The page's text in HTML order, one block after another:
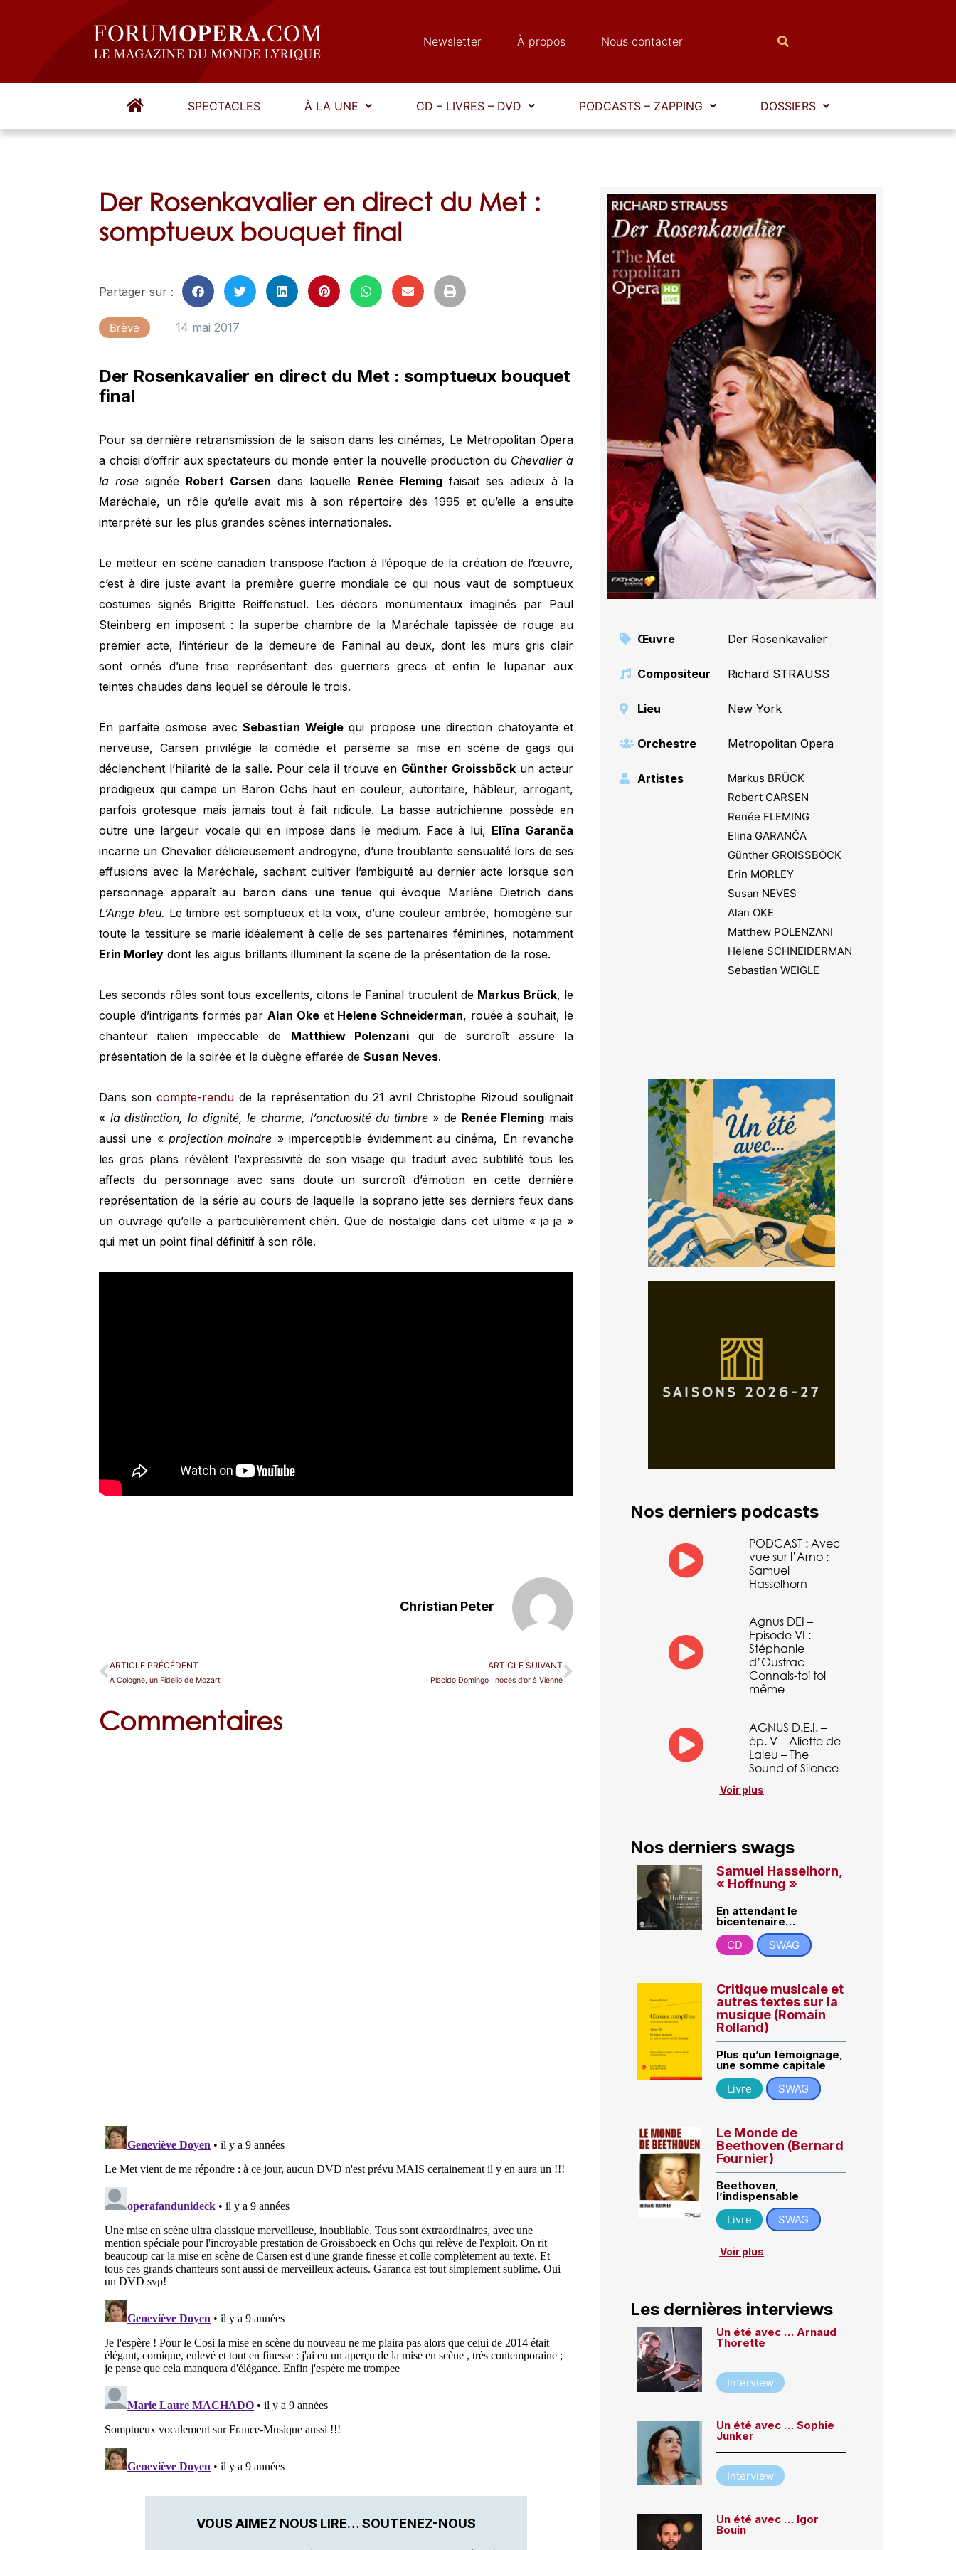
Newsletter À propos Nous contacter
SPECTACLES À LA UNE CD – LIVRES – DVD PODCASTS – ZAPPING DOSSIERS
Der Rosenkavalier en direct du Met :
somptueux bouquet final
Partager sur :
Brève 14 mai 2017
Der Rosenkavalier en direct du Met : somptueux bouquet
final
Pour sa dernière retransmission de la saison dans les cinémas, Le Metropolitan Opera
a choisi d’offrir aux spectateurs du monde entier la nouvelle production du Chevalier à
la rose signée Robert Carsen dans laquelle Renée Flemingfaisait ses adieux à la
Maréchale, un rôle qu’elle avait mis à son répertoire dès 1995 et qu’elle a ensuite
interprété sur les plus grandes scènes internationales.
Le metteur en scène canadien transpose l’action à l’époque de la création de l’œuvre,
c’est à dire juste avant la première guerre mondiale ce qui nous vaut de somptueux
costumes signés Brigitte Reiffenstuel. Les décors monumentaux imaginés par Paul
Steinberg en imposent : la superbe chambre de la Maréchale tapissée de rouge au
premier acte, l’intérieur de la demeure de Faninal au deux, dont les murs gris clair
sont ornés d’une frise représentant des guerriers grecs et enfin le lupanar aux
teintes chaudes dans lequel se déroule le trois.
En parfaite osmose avecSebastian Weiglequi propose une direction chatoyante et
nerveuse, Carsen privilégie la comédie et parsème sa mise en scène de gags qui
déclenchent l’hilarité de la salle. Pour cela il trouve en Günther Groissböckun acteur
prodigieux qui campe un Baron Ochs haut en couleur, autoritaire, hâbleur, arrogant,
parfois grotesque mais jamais tout à fait ridicule. La basse autrichienne possède en
outre une largeur vocale qui en impose dans le medium. Face à lui, Elīna Garanča
incarne un Chevalier délicieusement androgyne, d’une troublante sensualité lors de ses
effusions avec la Maréchale, sachant cultiver l’ambiguïté au dernier acte lorsque son
personnage apparaît au baron dans une tenue qui évoque Marlène Dietrich dans
L’Ange bleu. Le timbre est somptueux et la voix, d’une couleur ambrée, homogène sur
toute la tessiture se marie idéalement à celle de ses partenaires féminines, notamment
Erin Morley dont les aigus brillants illuminent la scène de la présentation de la rose.
Les seconds rôles sont tous excellents, citons le Faninal truculent de Markus Brück, le
couple d’intrigants formés parAlan Okeet Helene Schneiderman, rouée à souhait, le
chanteur italien impeccable de Matthiew Polenzani qui de surcroît assure la
présentation de la soirée et la duègne effarée deSusan Neves.
Dans soncompte-rendude la représentation du 21 avril Christophe Rizoud soulignait
« la distinction, la dignité, le charme, l’onctuosité du timbre» de Renée Fleming mais
aussi une «projection moindre » imperceptible évidemment au cinéma, En revanche
les gros plans révèlent l’expressivité de son visage qui traduit avec subtilité tous les
affects du personnage avec sans doute un surcroît d’émotion en cette dernière
représentation de la série au cours de laquelle la soprano jette ses derniers feux dans
un ouvrage qu’elle a particulièrement chéri. Que de nostalgie dans cet ultime « ja ja »
qui met un point final définitif à son rôle.
Christian Peter
ARTICLE PRÉCÉDENT
À Cologne, un Fidelio de Mozart
ARTICLE SUIVANT
Placido Domingo : noces d’or à Vienne
Commentaires
VOUS AIMEZ NOUS LIRE… SOUTENEZ-NOUS
Œuvre Der Rosenkavalier
Compositeur Richard STRAUSS
Lieu New York
Orchestre Metropolitan Opera
Artistes
Markus BRÜCK
Robert CARSEN
Renée FLEMING
Elina GARANČA
Günther GROISSBÖCK
Erin MORLEY
Susan NEVES
Alan OKE
Matthew POLENZANI
Helene SCHNEIDERMAN
Sebastian WEIGLE
Nos derniers podcasts
PODCAST : Avec
vue sur l’Arno :
Samuel
Hasselhorn
Agnus DEI –
Episode VI :
Stéphanie
d’Oustrac –
Connais-toi toi
même
AGNUS D.E.I. –
ép. V – Aliette de
Laleu – The
Sound of Silence
Voir plus
Nos derniers swags
Samuel Hasselhorn,
« Hoffnung »
En attendant le
bicentenaire…
CD
SWAG
Critique musicale et
autres textes sur la
musique (Romain
Rolland)
Plus qu’un témoignage,
une somme capitale
Livre
SWAG
Le Monde de
Beethoven (Bernard
Fournier)
Beethoven,
l’indispensable
Livre
SWAG
Voir plus
Les dernières interviews
Un été avec … Arnaud
Thorette
Interview
Un été avec … Sophie
Junker
Interview
Un été avec … Igor
Bouin